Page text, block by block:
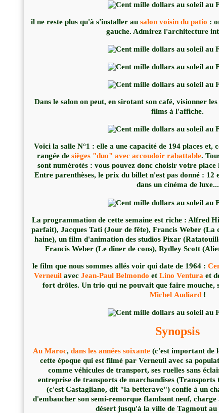
il ne reste plus qu'à s'installer au salon voisin du patio :
gauche. Admirez l'architecture
Dans le salon on peut, en sirotant son café, visionner
films à l'affiche.
Voici la salle N°1 : elle a une capacité de 194 places et,
rangée de sièges "duo" avec accoudoir rabattable.
sont numérotés : vous pouvez donc choisir votre
Entre parenthèses, le prix du billet n'est pas donné : 12
dans un cinéma de luxe...
La programmation de cette semaine est riche : Alfred
parfait), Jacques Tati (Jour de fête), Francis Weber
haine), un film d'animation des studios Pixar
Francis Weber (Le dîner de cons), Rydley Scott
le film que nous sommes allés voir qui date de 1964 :
Verneuil avec Jean-Paul Belmondo et Lino Ventura et
fort drôles. Un trio qui ne pouvait que faire mouche,
Michel Audiard!
Synopsis
Au Maroc, dans les années soixante (c'est important de
cette époque qui est filmé par Verneuil avec sa
comme véhicules de transport, ses ruelles sans
entreprise de transports de marchandises (Transports
(c'est Castagliano, dit "la betterave") confie à un
d'embaucher son semi-remorque flambant neuf,
désert jusqu'à la ville de Tagmout au